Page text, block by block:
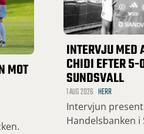
MOT
INTERVJU MED
CHIDI EFTER 5-
SUNDSVALL
1 AUG 2026 HERR
Intervjun
Handelsbanken i